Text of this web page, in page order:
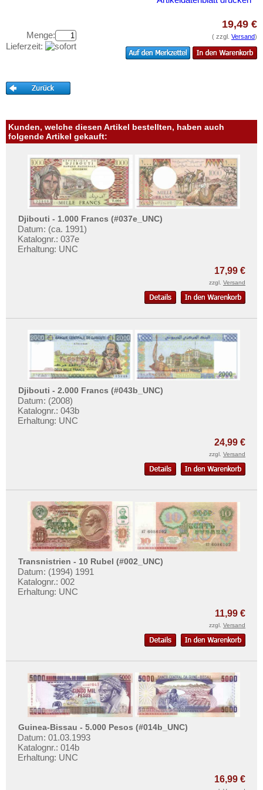
Kataloge
Kontakt
Preislisten
Ankauf
Erhaltungsgrade
Gratisbanknoten
FAQ
Privatsphäre und Datenschutz
Liefer- und Versandkosten
Impressum
Menge:
Lieferzeit:
19,49 €
( zzgl. Versand)
Kunden, welche diesen Artikel bestellten, haben auch
folgende Artikel gekauft:
Djibouti - 1.000 Francs (#037e_UNC)
Datum: (ca. 1991)
Katalognr.: 037e
Erhaltung: UNC
17,99 €
zzgl. Versand
Djibouti - 2.000 Francs (#043b_UNC)
Datum: (2008)
Katalognr.: 043b
Erhaltung: UNC
24,99 €
zzgl. Versand
Transnistrien - 10 Rubel (#002_UNC)
Datum: (1994) 1991
Katalognr.: 002
Erhaltung: UNC
11,99 €
zzgl. Versand
Guinea-Bissau - 5.000 Pesos (#014b_UNC)
Datum: 01.03.1993
Katalognr.: 014b
Erhaltung: UNC
16,99 €